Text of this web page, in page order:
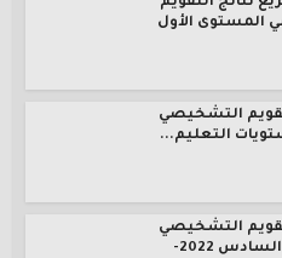
نتائج التقويم
المستوى الأول
التشخيصي
التعليم...
التشخيصي
المستوى السادس 2022-